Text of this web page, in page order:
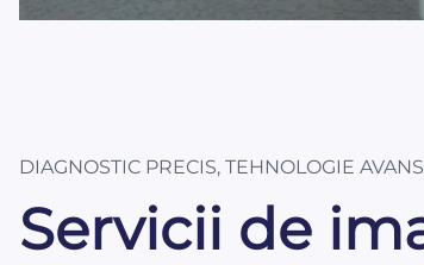
DIAGNOSTIC PRECIS, TEHNOLOGIE
Servicii de